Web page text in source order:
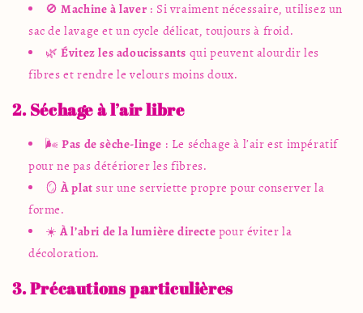
🚫Machine à laver : Si vraiment nécessaire, utilisez un
sac de lavage et un cycle délicat, toujours à froid.
🌿Évitez les adoucissants qui peuvent alourdir les
fibres et rendre le velours moins doux.
2. Séchage à l’air libre
🌬️Pas de sèche-linge : Le séchage à l’air est impératif
pour ne pas détériorer les fibres.
🪞À plat sur une serviette propre pour conserver la
forme.
☀️À l’abri de la lumière directe pour éviter la
décoloration.
3. Précautions particulières